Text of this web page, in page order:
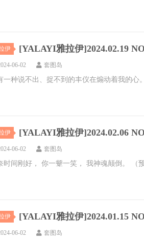
伊 [YALAYI雅拉伊]2024.02.19
06-02 套图岛
一种说不出、捉不到的丰仪在煽动着我的心
伊 [YALAYI雅拉伊]2024.02.06
06-02 套图岛
时间刚好， 你一颦一笑， 我神魂颠倒。 （
伊 [YALAYI雅拉伊]2024.01.15
06-02 套图岛